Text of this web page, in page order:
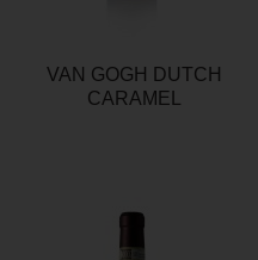
VAN GOGH DUTCH
CARAMEL